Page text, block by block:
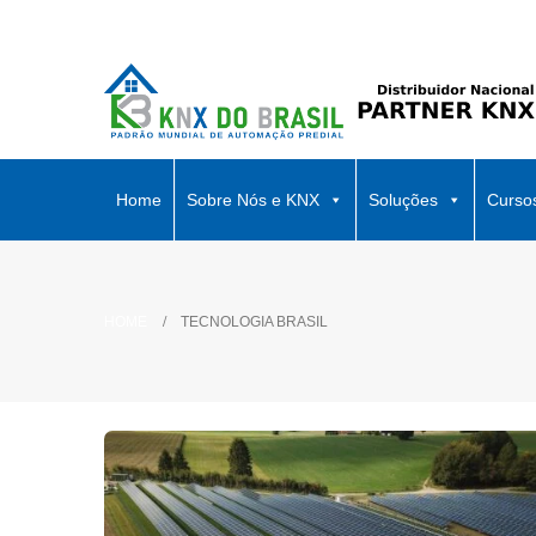
Home Sobre Nós e KNX Soluções
TECNOLOGIA BRASIL